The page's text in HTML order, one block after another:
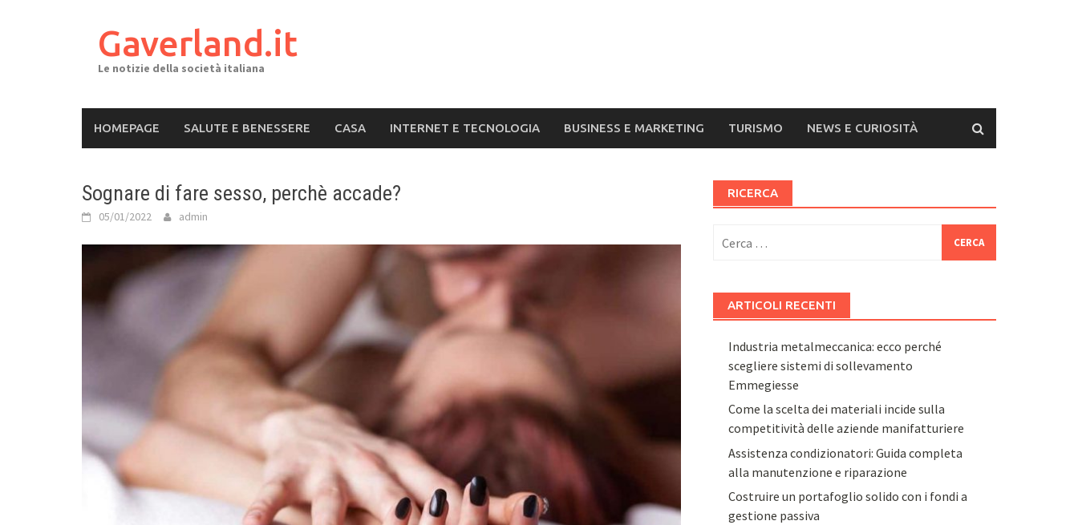
Gaverland.it
Le notizie della società italiana
HOMEPAGE SALUTE E BENESSERE CASA INTERNET E TECNOLOGIA BUSINESS E MARKETING TURISMO NEWS E CURIOSITÀ
Sognare di fare sesso, perchè accade?
05/01/2022 admin
RICERCA
per:
ARTICOLI RECENTI
Industria metalmeccanica: ecco perché
scegliere sistemi di sollevamento
Emmegiesse
Come la scelta dei materiali incide sulla
competitività delle aziende manifatturiere
Assistenza condizionatori: Guida completa
alla manutenzione e riparazione
Costruire un portafoglio solido con i fondi a
gestione passiva